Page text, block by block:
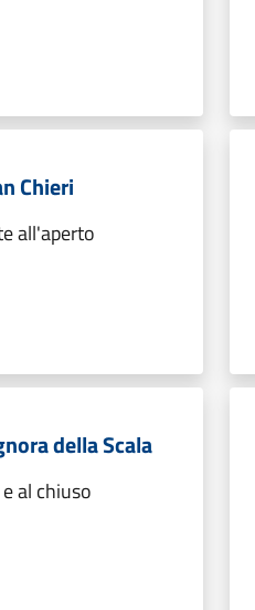
Chieri
all'aperto
della Scala
al chiuso